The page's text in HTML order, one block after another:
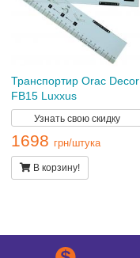
Транспортир Orac Decor
FB15 Luxxus
Узнать свою скидку
1698 грн/штука
В корзину!